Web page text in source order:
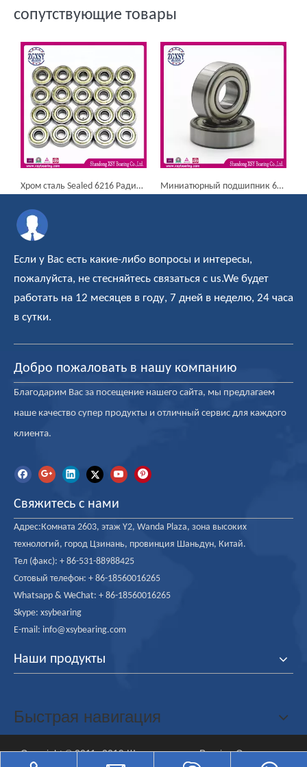
сопутствующие товары
Миниатюрный подшипник 6202 15 * 35 * 11мм Шариковый подшипник Хром сталь Sealed 6216 Zz 2RS Радиальный шарикоподшипник
Если у Вас есть какие-либо вопросы и интересы,
пожалуйста, не стесняйтесь связаться с us.We будет
работать на 12 месяцев в году, 7 дней в неделю, 24 часа
в сутки.
Добро пожаловать в нашу компанию
Благодарим Вас за посещение нашего сайта, мы предлагаем
наше качество супер продукты и отличный сервис для каждого
клиента.
Свяжитесь с нами
Адрес:Комната 2603, этаж Y2, Wanda Plaza, зона высоких
технологий, город Цзинань, провинция Шаньдун, Китай.
Тел (факс): + 86-531-88988425
Сотовый телефон: + 86-18560016265
Whatsapp & WeChat: + 86-18560016265
Skype: xsybearing
E-mail: info@xsybearing.com
Наши продукты
Быстрая навигация
Copyright © 2011- 2019 Шаньдун вании Bearing Co.,